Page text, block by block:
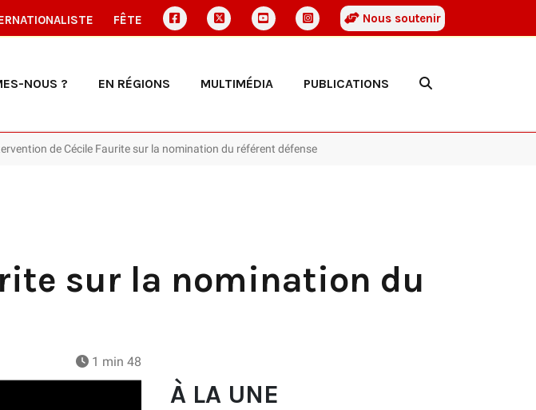
FÊTE Nous soutenir
NOUS ? EN RÉGIONS MULTIMÉDIA PUBLICATIONS
de Cécile Faurite sur la nomination du référent défense
sur la nomination du
1 min 48
À LA UNE